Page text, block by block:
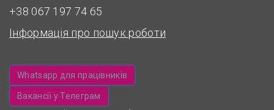
+38 067 197 74 65
Інформація про пошук роботи
Whatsapp для працівників
Вакансії у Телеграм